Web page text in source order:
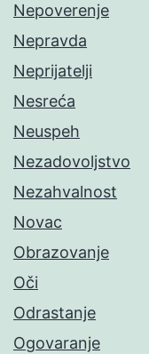
Nepoverenje
Nepravda
Neprijatelji
Nesreća
Neuspeh
Nezadovoljstvo
Nezahvalnost
Novac
Obrazovanje
Oči
Odrastanje
Ogovaranje